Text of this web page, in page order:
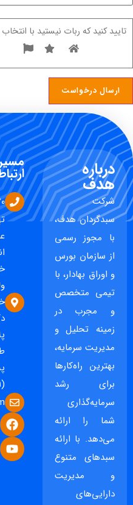
تایید کنید که ربات نیستید با انتخاب
درباره
هدف
شرکت
سبدگردان هدف،
با مجوز رسمی
از سازمان بورس
و اوراق بهادار، با
تیمی متخصص
و مجرب در
زمینه تحلیل و
مدیریت سرمایه،
بهترین راه‌کارها
برای رشد
سرمایه‌گذاری
شما را ارائه
می‌دهد. با ارائه
سبدهای متنوع
و مدیریت
دارایی‌های
(۱۵۹۶۹۸۳۵۱۱)